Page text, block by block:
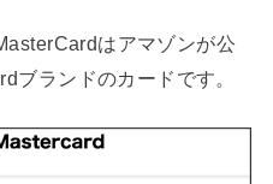
はアマゾンが公
ブランドのカードです。